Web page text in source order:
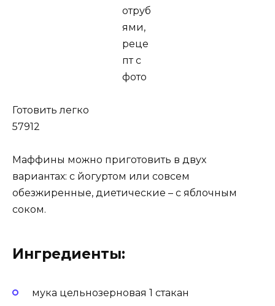
Готовить легко
57912
Маффины можно приготовить в двух
вариантах: с йогуртом или совсем
обезжиренные, диетические – с яблочным
соком.
Ингредиенты:
мука цельнозерновая 1 стакан